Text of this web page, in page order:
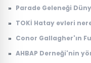
» Parade Geleneği
» TOKİ Hatay evleri
» Conor Gallagher'ın
» AHBAP Derneği'nin